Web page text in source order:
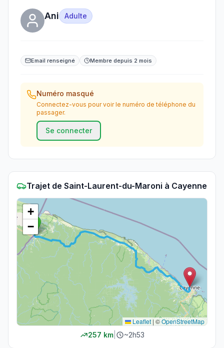
Ani Adulte
Email renseigné Membre depuis 2 mois
Numéro masqué
Connectez-vous pour voir le numéro de téléphone du
passager.
Se connecter
Trajet de Saint-Laurent-du-Maroni à Cayenne
+
−
Leaflet | ©OpenStreetMap
257 km| ~2h53